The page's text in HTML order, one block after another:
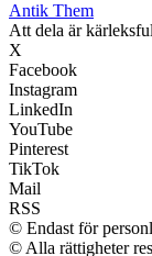
Antik Them
Att dela är
X
Facebook
Instagram
LinkedIn
YouTube
Pinterest
TikTok
Mail
RSS
© Endast för
© Alla rättigheter